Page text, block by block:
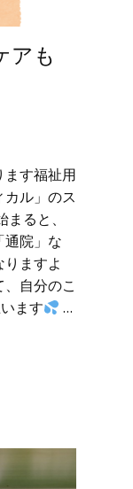
アも
ます福祉用
ル」のス
ると、
通院」な
ますよ
自分のこ
ます
…